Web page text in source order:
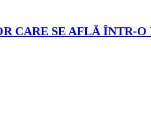
CARE SE AFLĂ ÎNTR-